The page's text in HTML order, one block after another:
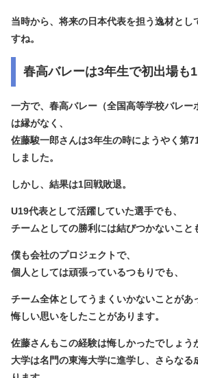
当時から、将来の日本代表を担う逸材とし
すね。
春高バレーは3年生で初出場も
一方で、 春高バレー（全国高等学校バレー
は縁がなく 、
佐藤駿一郎さんは3年生の時にようやく第
しました。
しかし、結果は1回戦敗退。
U19代表として活躍していた選手でも、
チームとしての勝利には結びつかないこと
僕も会社のプロジェクトで、
個人としては頑張っているつもりでも、
チーム全体としてうまくいかないことがあ
悔しい思いをしたことがあります。
佐藤さんもこの経験は悔しかったでしょう
大学は名門の東海大学に進学し、さらなる